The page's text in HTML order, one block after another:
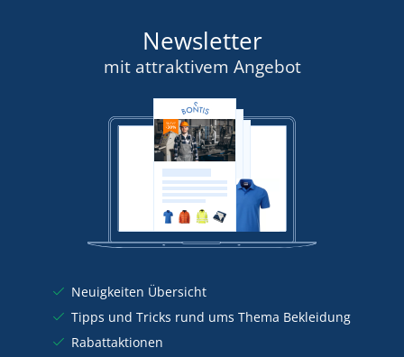
Newsletter
mit attraktivem Angebot
Neuigkeiten Übersicht
Tipps und Tricks rund ums Thema Bekleidung
Rabattaktionen